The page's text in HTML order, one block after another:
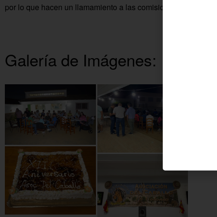
por lo que hacen un llamamiento a las comisiones de festejos
Galería de Imágenes: